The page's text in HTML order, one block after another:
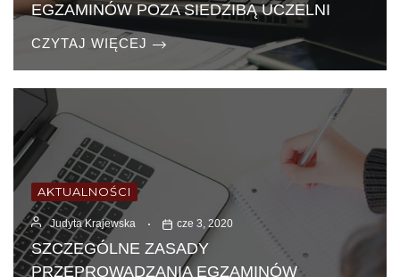
EGZAMINÓW POZA SIEDZIBĄ UCZELNI
CZYTAJ WIĘCEJ
AKTUALNOŚCI
Judyta Krajewska cze 3, 2020
SZCZEGÓLNE ZASADY
PRZEPROWADZANIA EGZAMINÓW